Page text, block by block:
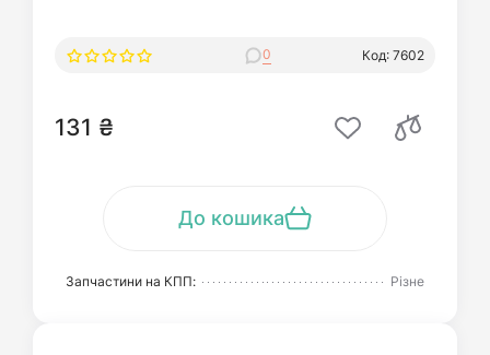
0 Код: 7602
131 ₴
До кошика
Запчастини на КПП: Різне